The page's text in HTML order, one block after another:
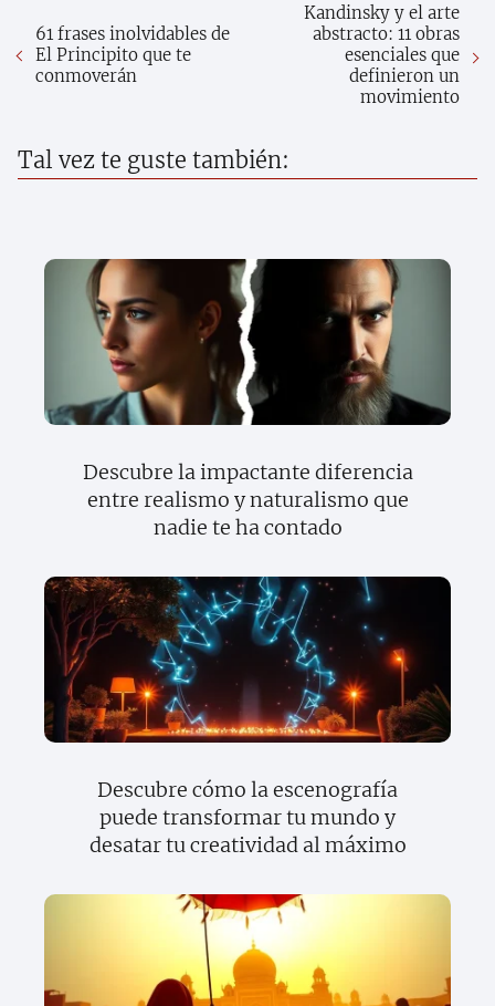
61 frases inolvidables de
El Principito que te
conmoverán
Kandinsky y el arte
abstracto: 11 obras
esenciales que
definieron un
movimiento
Tal vez te guste también:
Descubre la impactante diferencia
entre realismo y naturalismo que
nadie te ha contado
Descubre cómo la escenografía
puede transformar tu mundo y
desatar tu creatividad al máximo